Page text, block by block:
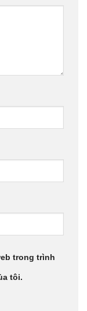
trong trình
tôi.